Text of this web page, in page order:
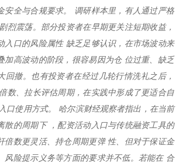
安全与合规要求。 调研样本里，有人通过严格
烈震荡。部分投资者在早期更关注短期收益，
入口的风险属性 缺乏足够认识，在市场波动来
加高波动的阶段，很容易因为仓 位过重、缺乏
回撤。也有投资者在经过几轮行情洗礼之后，
数、拉长评估周期，在实践中形成了更适合自
口使用方式。 哈尔滨财经观察者指出，在当前
散的周期下 ，配资活动入口与传统融资工具的
倍数更灵活、持仓周期更弹 性、但对于保证金
风险提示义务等方面的要求并不低。若能在 合